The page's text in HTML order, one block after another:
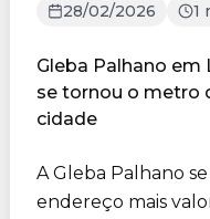
28/02/2026 1
Gleba Palhano em
se tornou o metro
cidade
A Gleba Palhano
endereço mais